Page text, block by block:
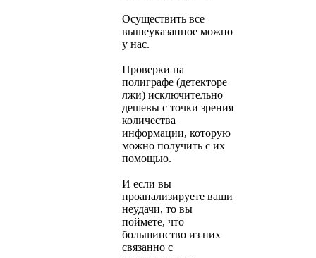
Осуществить все
вышеуказанное можно
у нас.
Проверки на
полиграфе (детекторе
лжи) исключительно
дешевы с точки зрения
количества
информации, которую
можно получить с их
помощью.
И если вы
проанализируете ваши
неудачи, то вы
поймете, что
большинство из них
связанно с